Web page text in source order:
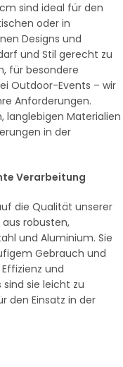
sind ideal für den
oder in
Designs und
und Stil gerecht zu
für besondere
Outdoor-Events – wir
Anforderungen.
langlebigen Materialien
in der
Verarbeitung
die Qualität unserer
aus robusten,
und Aluminium. Sie
Gebrauch und
und
sie leicht zu
den Einsatz in der